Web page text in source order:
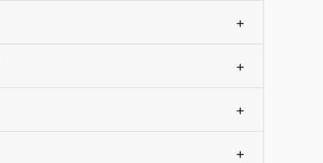
+
+
+
+